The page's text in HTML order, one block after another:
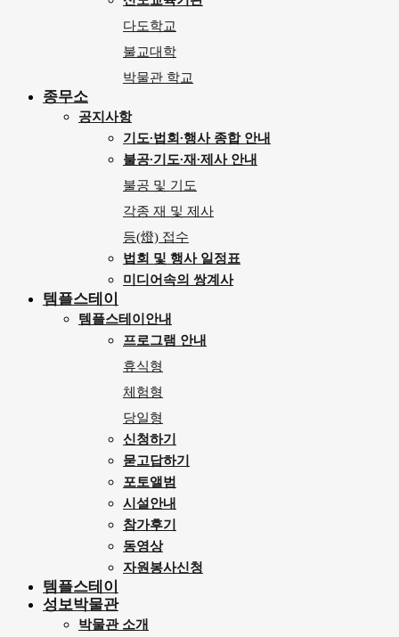
다도학교
불교대학
박물관 학교
종무소
공지사항
기도∙법회∙행사 종합 안내
불공∙기도∙재∙제사 안내
불공 및 기도
각종 재 및 제사
등(燈) 접수
법회 및 행사 일정표
미디어속의 쌍계사
템플스테이
템플스테이안내
프로그램 안내
휴식형
체험형
당일형
신청하기
묻고답하기
포토앨범
시설안내
참가후기
동영상
자원봉사신청
템플스테이
성보박물관
박물관 소개